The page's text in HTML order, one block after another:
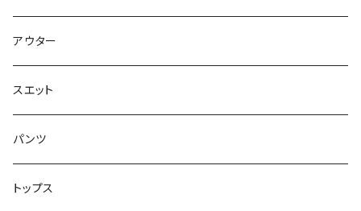
ソックス
アンダーウェア
アクセサリー
シューズ
7.9インチ
8インチ
8.1インチ
8.2インチ
アウター
スエット
パンツ
トップス